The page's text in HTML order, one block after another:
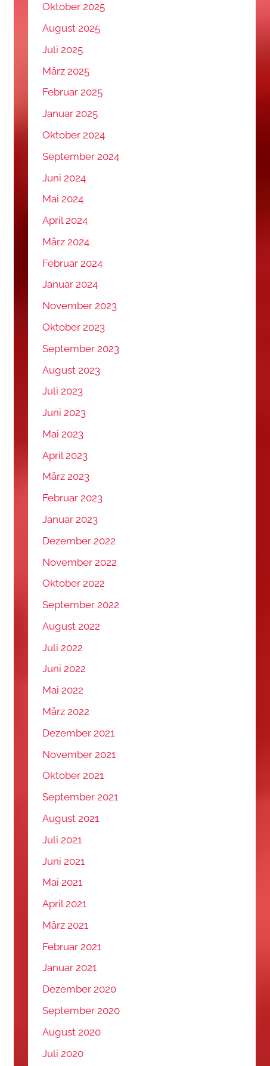
Oktober 2025
August 2025
Juli 2025
März 2025
Februar 2025
Januar 2025
Oktober 2024
September 2024
Juni 2024
Mai 2024
April 2024
März 2024
Februar 2024
Januar 2024
November 2023
Oktober 2023
September 2023
August 2023
Juli 2023
Juni 2023
Mai 2023
April 2023
März 2023
Februar 2023
Januar 2023
Dezember 2022
November 2022
Oktober 2022
September 2022
August 2022
Juli 2022
Juni 2022
Mai 2022
März 2022
Dezember 2021
November 2021
Oktober 2021
September 2021
August 2021
Juli 2021
Juni 2021
Mai 2021
April 2021
März 2021
Februar 2021
Januar 2021
Dezember 2020
September 2020
August 2020
Juli 2020